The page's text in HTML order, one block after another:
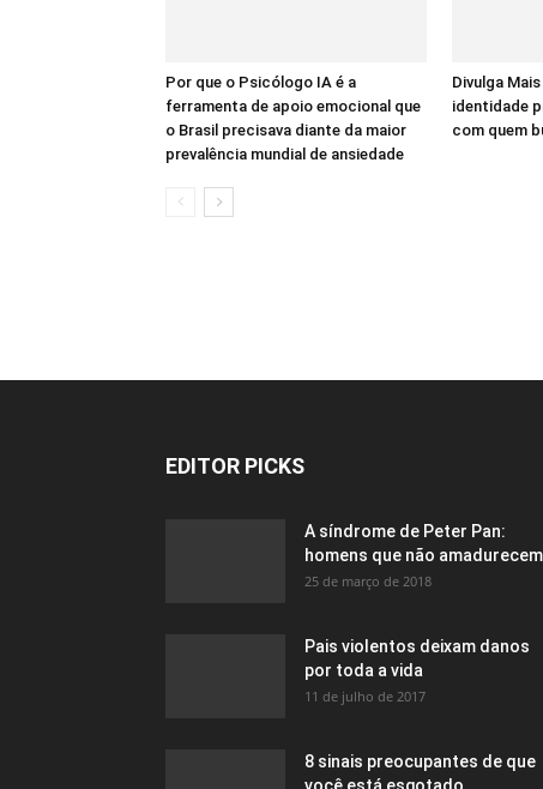
Por que o Psicólogo IA é a
ferramenta de apoio emocional que
o Brasil precisava diante da maior
prevalência mundial de ansiedade
Divulga
identidade
com quem
EDITOR PICKS
A síndrome de Peter Pan:
homens que não amadurecem
25 de março de 2018
Pais violentos deixam danos
por toda a vida
11 de julho de 2017
8 sinais preocupantes de que